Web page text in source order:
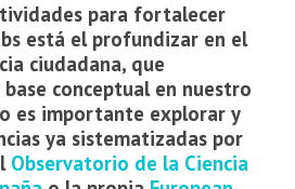
para fortalecer
está el profundizar en el
ciudadana, que
conceptual en nuestro
es importante explorar y
ya sistematizadas por
Observatorio de la Ciencia